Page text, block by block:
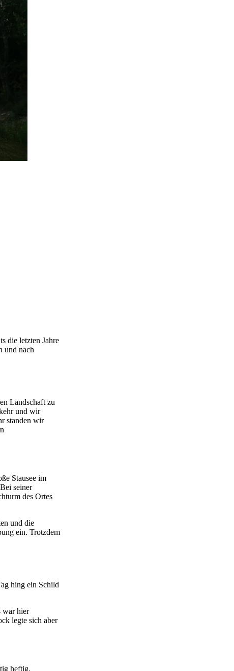
die letzten Jahre
und nach
Landschaft zu
und wir
standen wir
Stausee im
seiner
des Ortes
und die
ein. Trotzdem
hing ein Schild
war hier
legte sich aber
heftig.